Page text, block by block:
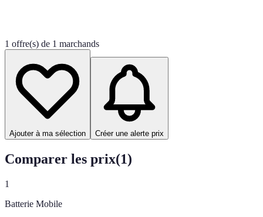
1 offre(s) de 1 marchands
Ajouter à ma sélection Créer une alerte prix
Comparer les prix(1)
1
Batterie Mobile